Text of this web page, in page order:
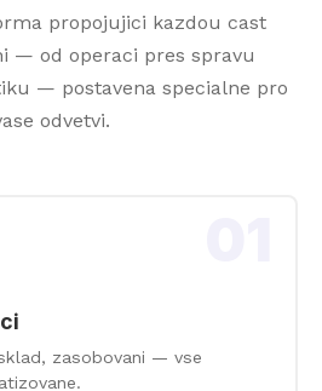
propojujici kazdou cast
— od operaci pres spravu
— postavena specialne pro
odvetvi.
zasobovani — vse